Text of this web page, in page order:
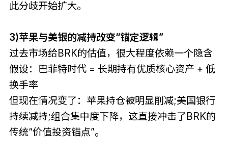
此分歧开始扩大。
3)苹果与美银的减持改变“锚定逻辑”
过去市场给BRK的估值，很大程度依赖一个隐含
假设：巴菲特时代 = 长期持有优质核心资产 + 低
换手率
但现在情况变了：苹果持仓被明显削减;美国银行
持续减持;组合集中度下降，这直接冲击了BRK的
传统“价值投资锚点”。